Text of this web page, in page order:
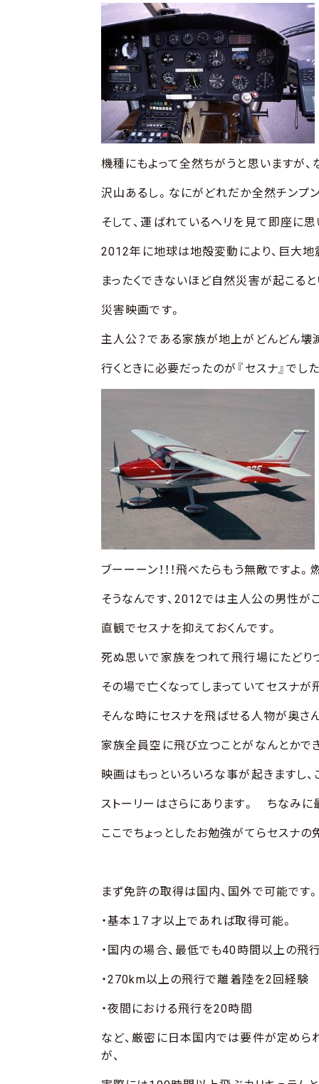
機種にもよって全然ちがうと思いますが
沢山あるし。なにがどれだか全然チンプ
そして、運ばれているヘリを見て即座に
2012年に地球は地殻変動により、巨大地
まったくできないほど自然災害が起こる
災害映画です。
主人公？である家族が地上がどんどん壊
行くときに必要だったのが『セスナ』でし
ブーーーン！！！飛べたらもう無敵ですよ
そうなんです、2012では主人公の男性が
直観でセスナを抑えておくんです。
死ぬ思いで家族をつれて飛行場にたどり
その場で亡くなってしまっていてセスナが
そんな時にセスナを飛ばせる人物が奥さ
家族全員空に飛び立つことがなんとかで
映画はもっといろいろな事が起きますし
ストーリーはさらにあります。 ちなみ
ここでちょっとしたお勉強がてらセスナ
まず免許の取得は国内、国外で可能です
・基本１７才以上であれば取得可能。
・国内の場合、最低でも40時間以上の飛
・270km以上の飛行で離着陸を2回経験
・夜間における飛行を20時間
など、厳密に日本国内では要件が定めら
が、